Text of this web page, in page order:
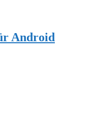
Android